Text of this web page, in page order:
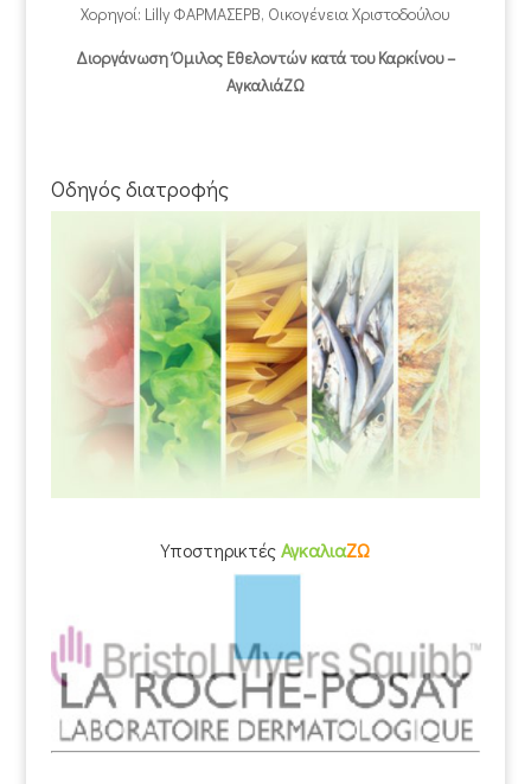
Χορηγοί: Lilly ΦΑΡΜΑΣΕΡΒ, Οικογένεια Χριστοδούλου
Διοργάνωση Όμιλος Εθελοντών κατά του Καρκίνου –
ΑγκαλιάΖΩ
Οδηγός διατροφής
ΥποστηρικτέςΑγκαλιαΖΩ